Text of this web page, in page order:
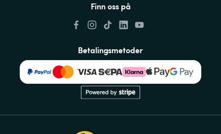
Finn oss på
Betalingsmetoder